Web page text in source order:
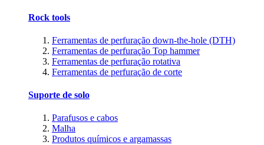
Rock tools
Ferramentas de perfuração down-the-hole (DTH)
Ferramentas de perfuração Top hammer
Ferramentas de perfuração rotativa
Ferramentas de perfuração de corte
Suporte de solo
Parafusos e cabos
Malha
Produtos químicos e argamassas